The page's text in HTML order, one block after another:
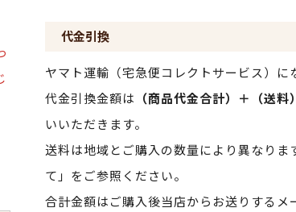
代金引換
ヤマト運輸（宅急便コレクトサービス）に
代金引換金額は （商品代金合計）＋（送料
いいただきます。
送料は地域とご購入の数量により異なりま
て」をご参照ください。
合計金額はご購入後当店からお送りするメ